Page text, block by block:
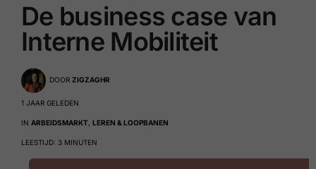
De business case van
Interne Mobiliteit
DOOR ZIGZAGHR
1 JAAR GELEDEN
IN ARBEIDSMARKT, LEREN & LOOPBANEN
LEESTIJD: 3 MINUTEN